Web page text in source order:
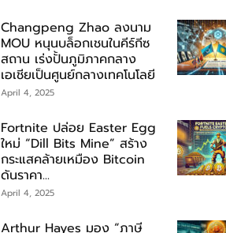
Changpeng Zhao ลงนาม
MOU หนุนบล็อกเชนในคีร์กีซ
สถาน เร่งปั้นภูมิภาคกลาง
เอเชียเป็นศูนย์กลางเทคโนโลยี
April 4, 2025
Fortnite ปล่อย Easter Egg
ใหม่ “Dill Bits Mine” สร้าง
กระแสคล้ายเหมือง Bitcoin
ดันราคา...
April 4, 2025
Arthur Hayes มอง “ภาษี